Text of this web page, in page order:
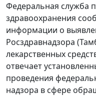
Федеральная служба
здравоохранения
информации о
Росздравнадзора
лекарственных
отвечает
проведения
надзора в сфере